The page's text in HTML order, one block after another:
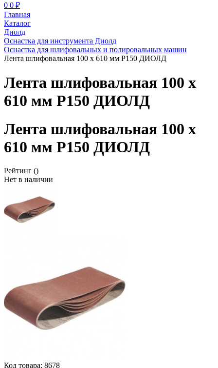
0 0 ₽
Главная
Каталог
Диолд
Оснастка для инструмента Диолд
Оснастка для шлифовальных и полировальных машин
Лента шлифовальная 100 х 610 мм Р150 ДИОЛД
Лента шлифовальная 100 х
610 мм Р150 ДИОЛД
Лента шлифовальная 100 х
610 мм Р150 ДИОЛД
Рейтинг ()
Нет в наличии
Код товара: 8678